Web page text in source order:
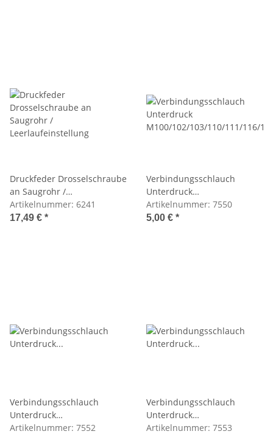
Druckfeder Drosselschraube
an Saugrohr /
Leerlaufeinstellung
Artikelnummer: 6241
17,49 € *
Verbindungsschlauch
Unterdruck
M100/102/103/110/111/116/
Artikelnummer: 7550
5,00 € *
Verbindungsschlauch
Unterdruck
M100/102/103/110/111/116/117/123
Artikelnummer: 7552
Verbindungsschlauch
Unterdruck
M100/102/103/110/111/116/
Artikelnummer: 7553